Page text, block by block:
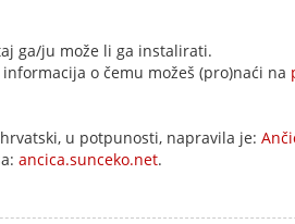
ga/ju može li ga instalirati.
o čemu možeš (pro)naći na
u potpunosti, napravila je:
ancica.sunceko.net.